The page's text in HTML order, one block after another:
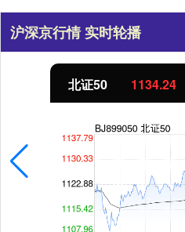
沪深京行情 实时轮播
北证50 1134.24